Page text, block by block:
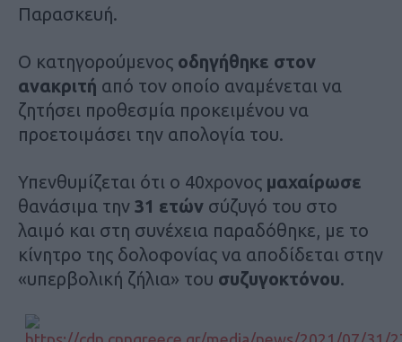
Παρασκευή.
Ο κατηγορούμενος οδηγήθηκε στον
ανακριτή από τον οποίο αναμένεται να
ζητήσει προθεσμία προκειμένου να
προετοιμάσει την απολογία του.
Υπενθυμίζεται ότι ο 40χρονος μαχαίρωσε
θανάσιμα την 31 ετών σύζυγό του στο
λαιμό και στη συνέχεια παραδόθηκε, με το
κίνητρο της δολοφονίας να αποδίδεται στην
«υπερβολική ζήλια» του συζυγοκτόνου.